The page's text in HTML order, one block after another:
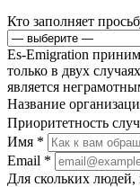
Кто заполняет
Es-Emigration
только в двух
является
Название
Приоритетность
Имя *
Email *
Для скольких